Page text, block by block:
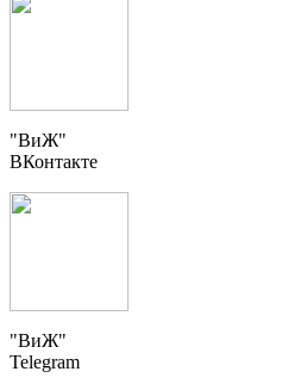
"ВиЖ"
ВКонтакте
"ВиЖ"
Telegram